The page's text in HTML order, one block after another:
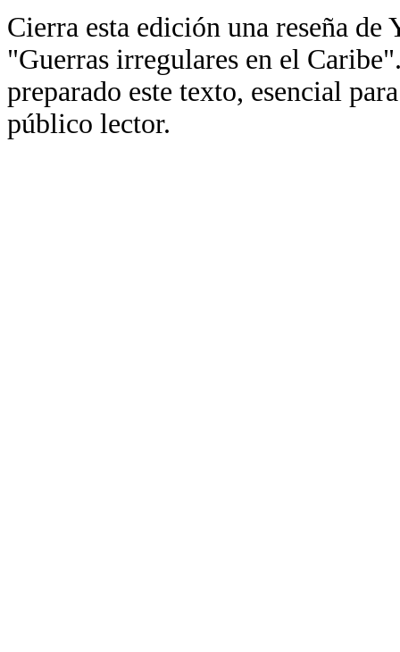
Cierra esta edición una reseña
"Guerras irregulares en el
preparado este texto, esencial
público lector.